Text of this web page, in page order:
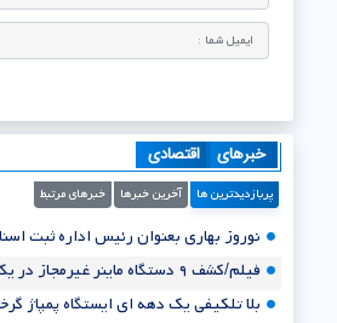
خبرهای اقتصادی
پربازدیدترین ها آخرین خبرها خبرهای مرتبط
نوروز بهاری بعنوان رئیس اداره ثبت
فیلم/کشف ۹ دستگاه ماینر غیرمجاز در یک واحد آپارتمان
بلا تلکیفی یک دهه ای ایستگاه پمپاژ